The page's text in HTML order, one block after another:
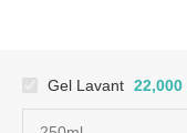
Gel Lavant